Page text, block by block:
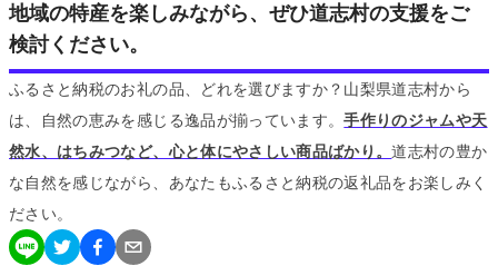
地域の特産を楽しみながら、ぜひ道志村の支援をご
検討ください。
ふるさと納税のお礼の品、どれを選びますか？山梨県道志村から
は、自然の恵みを感じる逸品が揃っています。手作りのジャムや天
然水、はちみつなど、心と体にやさしい商品ばかり。道志村の豊か
な自然を感じながら、あなたもふるさと納税の返礼品をお楽しみく
ださい。